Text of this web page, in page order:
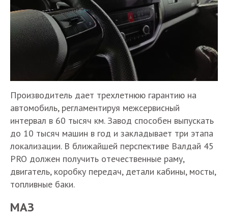
Производитель дает трехлетнюю гарантию на
автомобиль, регламентируя межсервисный
интервал в 60 тысяч км. Завод способен выпускать
до 10 тысяч машин в год и закладывает три этапа
локализации. В ближайшей перспективе Валдай 45
PRO должен получить отечественные раму,
двигатель, коробку передач, детали кабины, мосты,
топливные баки.
МАЗ